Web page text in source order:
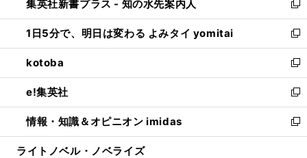
く
ド
ウ
で
開
く
ィ
ン
ド
ウ
で
開
く
い
ウ
ィ
ン
ド
ウ
で
開
く
集英社新書プラス - 知の水先案内人
新
し
い
ウ
ィ
ン
ド
ウ
で
開
1日5分で、明日は変わる よみタイ yomitai
新
し
い
ウ
ィ
ン
ド
ウ
kotoba
新
し
い
ウ
ィ
ン
e!集英社
新
し
い
ウ
情報・知識＆オピニオン imidas
新
し
ライトノベル・ノベライズ